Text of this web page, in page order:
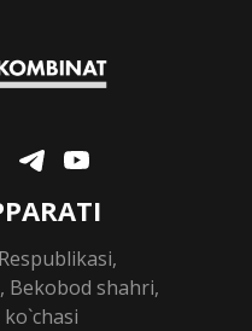
Bekobod shahri,